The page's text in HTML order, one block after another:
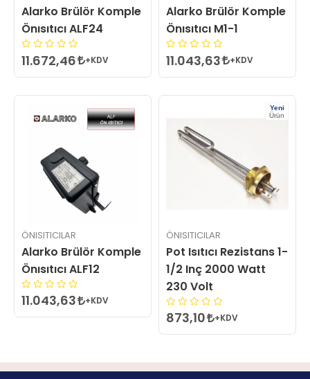
Alarko Brülör Komple
Önısıtıcı ALF24
11.672,46 +KDV
Alarko Brülör Komple
Önısıtıcı M1-1
11.043,63 +KDV
ÖNISITICILAR
Alarko Brülör Komple
Önısıtıcı ALF12
11.043,63 +KDV
Yeni
Ürün
ÖNISITICILAR
Pot Isıtıcı Rezistans 1-
1/2 Inç 2000 Watt
230 Volt
873,10 +KDV